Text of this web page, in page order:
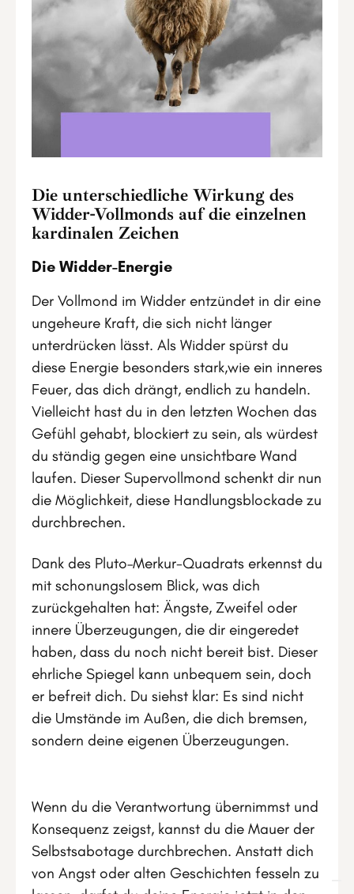
Die unterschiedliche Wirkung des
Widder-Vollmonds auf die einzelnen
kardinalen Zeichen
Die Widder-Energie
Der Vollmond im Widder entzündet in dir eine
ungeheure Kraft, die sich nicht länger
unterdrücken lässt. Als Widder spürst du
diese Energie besonders stark,wie ein inneres
Feuer, das dich drängt, endlich zu handeln.
Vielleicht hast du in den letzten Wochen das
Gefühl gehabt, blockiert zu sein, als würdest
du ständig gegen eine unsichtbare Wand
laufen. Dieser Supervollmond schenkt dir nun
die Möglichkeit, diese Handlungsblockade zu
durchbrechen.
Dank des Pluto–Merkur-Quadrats erkennst du
mit schonungslosem Blick, was dich
zurückgehalten hat: Ängste, Zweifel oder
innere Überzeugungen, die dir eingeredet
haben, dass du noch nicht bereit bist. Dieser
ehrliche Spiegel kann unbequem sein, doch
er befreit dich. Du siehst klar: Es sind nicht
die Umstände im Außen, die dich bremsen,
sondern deine eigenen Überzeugungen.
Wenn du die Verantwortung übernimmst und
Konsequenz zeigst, kannst du die Mauer der
Selbstsabotage durchbrechen. Anstatt dich
von Angst oder alten Geschichten fesseln zu